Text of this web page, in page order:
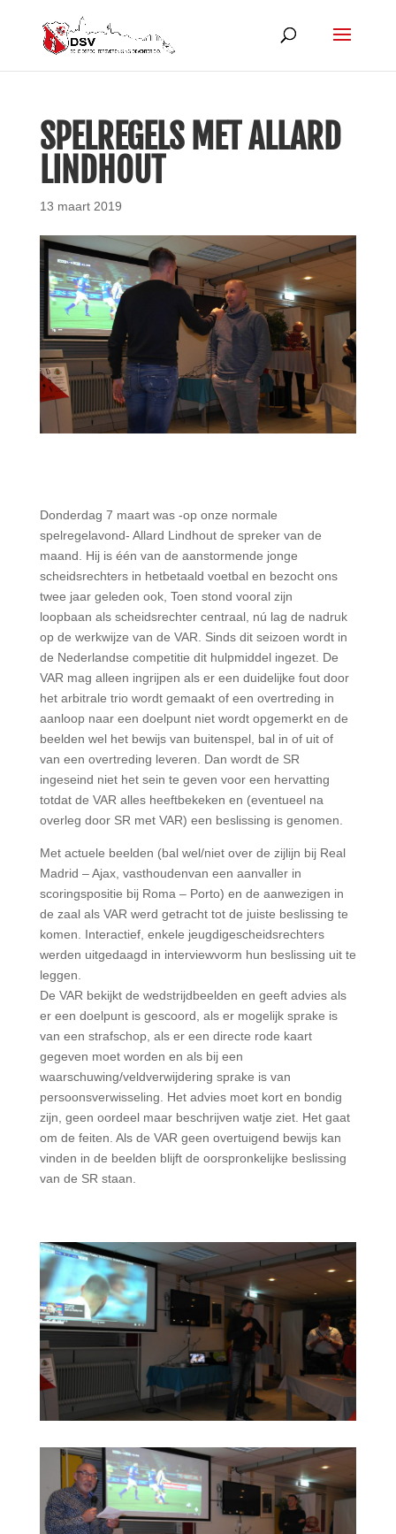
SPELREGELS MET ALLARD
LINDHOUT
13 maart 2019
Donderdag 7 maart was -op onze normale
spelregelavond- Allard Lindhout de spreker van de
maand. Hij is één van de aanstormende jonge
scheidsrechters in hetbetaald voetbal en bezocht ons
twee jaar geleden ook, Toen stond vooral zijn
loopbaan als scheidsrechter centraal, nú lag de nadruk
op de werkwijze van de VAR. Sinds dit seizoen wordt in
de Nederlandse competitie dit hulpmiddel ingezet. De
VAR mag alleen ingrijpen als er een duidelijke fout door
het arbitrale trio wordt gemaakt of een overtreding in
aanloop naar een doelpunt niet wordt opgemerkt en de
beelden wel het bewijs van buitenspel, bal in of uit of
van een overtreding leveren. Dan wordt de SR
ingeseind niet het sein te geven voor een hervatting
totdat de VAR alles heeftbekeken en (eventueel na
overleg door SR met VAR) een beslissing is genomen.
Met actuele beelden (bal wel/niet over de zijlijn bij Real
Madrid – Ajax, vasthoudenvan een aanvaller in
scoringspositie bij Roma – Porto) en de aanwezigen in
de zaal als VAR werd getracht tot de juiste beslissing te
komen. Interactief, enkele jeugdigescheidsrechters
werden uitgedaagd in interviewvorm hun beslissing uit te
leggen.
De VAR bekijkt de wedstrijdbeelden en geeft advies als
er een doelpunt is gescoord, als er mogelijk sprake is
van een strafschop, als er een directe rode kaart
gegeven moet worden en als bij een
waarschuwing/veldverwijdering sprake is van
persoonsverwisseling. Het advies moet kort en bondig
zijn, geen oordeel maar beschrijven watje ziet. Het gaat
om de feiten. Als de VAR geen overtuigend bewijs kan
vinden in de beelden blijft de oorspronkelijke beslissing
van de SR staan.